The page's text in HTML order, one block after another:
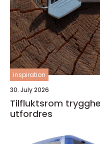
inspiration
30. July 2026
Tilfluktsrom trygghet når samfunnet
utfordres